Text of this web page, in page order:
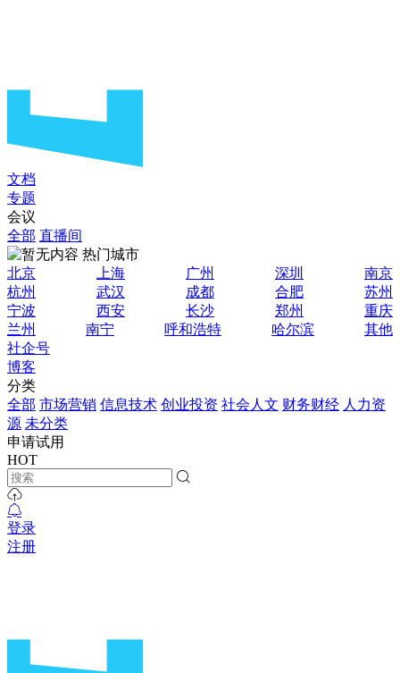
文档
专题
会议
全部 直播间
热门城市
北京
上海 广州 深圳
南京
杭州
武汉 成都 合肥
苏州
宁波
西安 长沙 郑州
重庆
兰州
南宁 呼和浩特 哈尔滨
其他
社企号
博客
分类
全部 市场营销 信息技术 创业投资 社会人文 财务财经 人力资
源 未分类
申请试用
HOT
登录
注册